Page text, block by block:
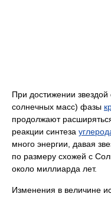
При достижении
солнечных масс) фазы
продолжают
реакции синтеза
много энергии, давая
по размеру схожей с
около миллиарда лет.
Изменения в величине